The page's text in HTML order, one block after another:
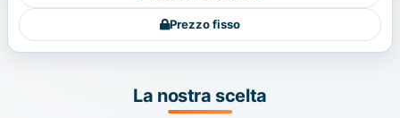
Prezzo fisso
La nostra scelta